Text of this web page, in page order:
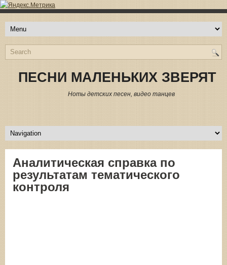
ПЕСНИ МАЛЕНЬКИХ ЗВЕРЯТ
Ноты детских песен, видео танцев
Аналитическая справка по
результатам тематического
контроля